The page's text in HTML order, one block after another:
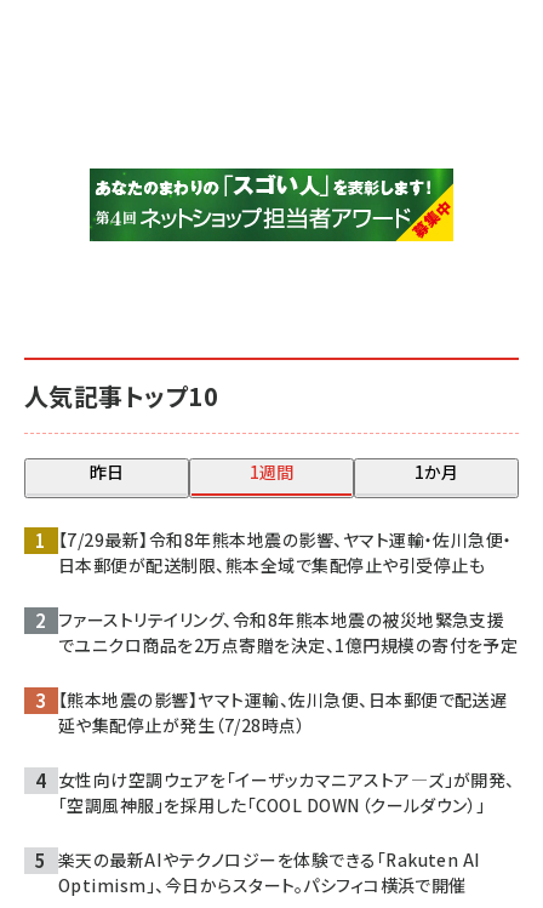
人気記事トップ10
昨日 1週間 1か月
【7/29最新】令和8年熊本地震の影響、ヤマト運輸・佐川急便・
日本郵便が配送制限、熊本全域で集配停止や引受停止も
ファーストリテイリング、令和8年熊本地震の被災地緊急支援
でユニクロ商品を2万点寄贈を決定、1億円規模の寄付を予定
【熊本地震の影響】ヤマト運輸、佐川急便、日本郵便で配送遅
延や集配停止が発生（7/28時点）
女性向け空調ウェアを「イーザッカマニアストア―ズ」が開発、
「空調風神服」を採用した「COOL DOWN（クールダウン）」
楽天の最新AIやテクノロジーを体験できる「Rakuten AI
Optimism」、今日からスタート。パシフィコ横浜で開催